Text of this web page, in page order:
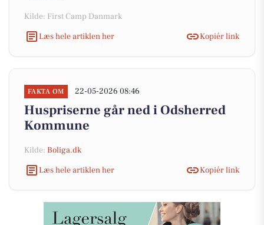
Kilde: First Camp Danmark
Læs hele artiklen her
Kopiér link
FAKTA OM 22-05-2026 08:46
Huspriserne går ned i Odsherred
Kommune
Kilde: Boliga.dk
Læs hele artiklen her
Kopiér link